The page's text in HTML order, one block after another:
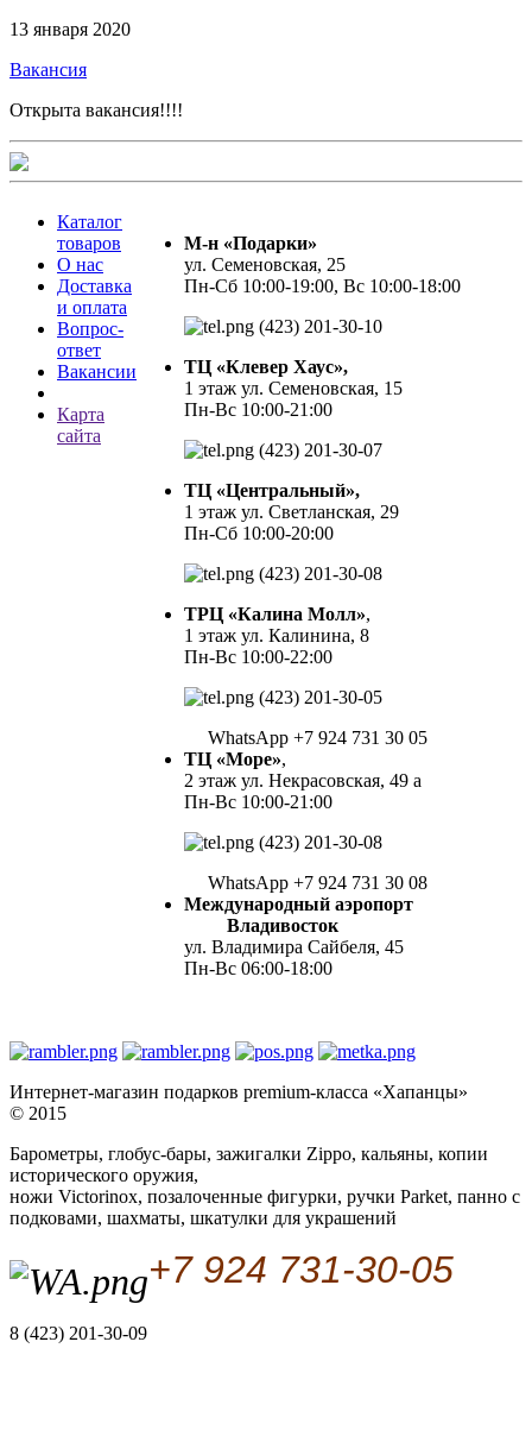
13 января 2020
Вакансия
Открыта вакансия!!!!
Каталог
товаров
О нас
Доставка
и оплата
Вопрос-
ответ
Вакансии
Карта
сайта
М-н «Подарки»
ул. Семеновская, 25
Пн-Сб 10:00-19:00, Вс 10:00-18:00
(423) 201-30-10
ТЦ «Клевер Хаус»,
1 этаж ул. Семеновская, 15
Пн-Вс 10:00-21:00
(423) 201-30-07
ТЦ «Центральный»,
1 этаж ул. Светланская, 29
Пн-Сб 10:00-20:00
(423) 201-30-08
ТРЦ «Калина Молл»,
1 этаж ул. Калинина, 8
Пн-Вс 10:00-22:00
(423) 201-30-05
WhatsApp +7 924 731 30 05
ТЦ «Море»,
2 этаж ул. Некрасовская, 49 а
Пн-Вс 10:00-21:00
(423) 201-30-08
WhatsApp +7 924 731 30 08
Международный аэропорт
Владивосток
ул. Владимира Сайбеля, 45
Пн-Вс 06:00-18:00
Интернет-магазин подарков premium-класса «Хапанцы»
© 2015
Барометры, глобус-бары, зажигалки Zippo, кальяны, копии
исторического оружия,
ножи Victorinox, позалоченные фигурки, ручки Parket, панно с
подковами, шахматы, шкатулки для украшений
+7 924 731-30-05
8 (423) 201-30-09